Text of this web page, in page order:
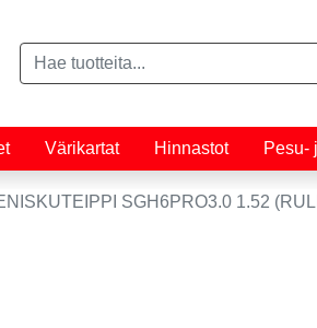
Värikartat Hinnastot Pesu-
SGH6PRO3.0 1.52